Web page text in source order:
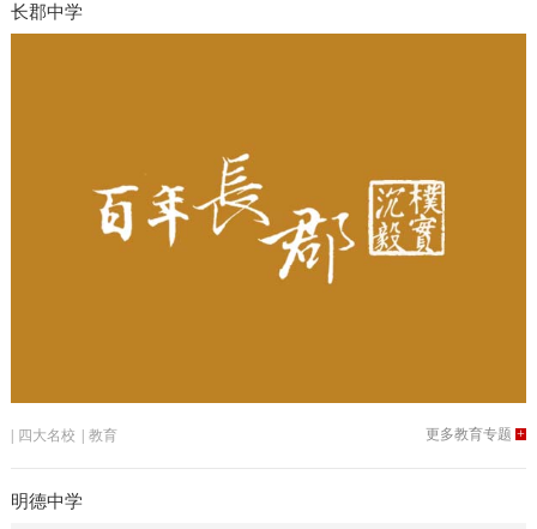
长郡中学
| 四大名校 | 教育 更多教育专题+
明德中学